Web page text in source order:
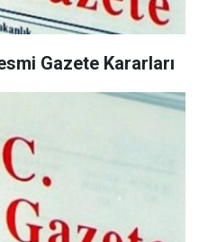
Gazete Kararları